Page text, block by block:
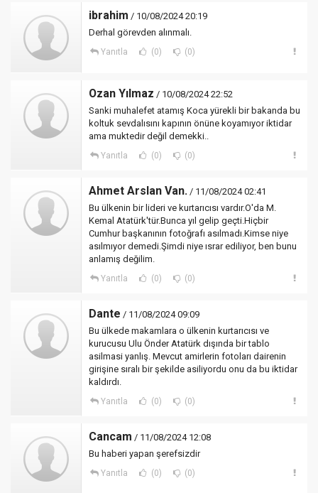
ibrahim / 10/08/2024 20:19
Derhal görevden alınmalı.
Yanıtla (0) (0)
Ozan Yılmaz / 10/08/2024 22:52
Sanki muhalefet atamış Koca yürekli bir bakanda bu
koltuk sevdalısını kapının önüne koyamıyor iktidar
ama muktedir değil demekki..
Yanıtla (0) (0)
Ahmet Arslan Van. / 11/08/2024 02:41
Bu ülkenin bir lideri ve kurtarıcısı vardır.O'da M.
Kemal Atatürk'tür.Bunca yıl gelip geçti.Hiçbir
Cumhur başkanının fotoğrafı asılmadı.Kimse niye
asılmıyor demedi.Şimdi niye ısrar ediliyor, ben bunu
anlamış değilim.
Yanıtla (0) (0)
Dante / 11/08/2024 09:09
Bu ülkede makamlara o ülkenin kurtarıcısı ve
kurucusu Ulu Önder Atatürk dışında bir tablo
asilmasi yanlış. Mevcut amirlerin fotoları dairenin
girişine sıralı bir şekilde asiliyordu onu da bu iktidar
kaldırdı.
Yanıtla (0) (0)
Cancam / 11/08/2024 12:08
Bu haberi yapan şerefsizdir
Yanıtla (0) (0)